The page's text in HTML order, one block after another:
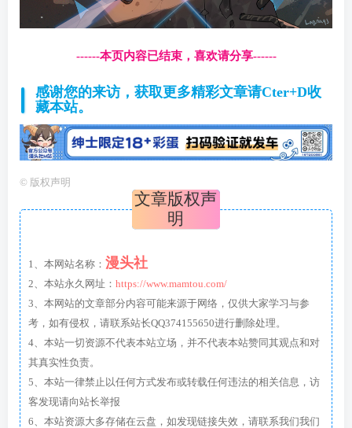
------本页内容已结束，喜欢请分享------
感谢您的来访，获取更多精彩文章请Cter+D收
藏本站。
© 版权声明
文章版权声
明
1、本网站名称： 漫头社
2、本站永久网址： https://www.mamtou.com/
3、本网站的文章部分内容可能来源于网络，仅供大家学习与参
考，如有侵权，请联系站长QQ374155650进行删除处理。
4、本站一切资源不代表本站立场，并不代表本站赞同其观点和对
其真实性负责。
5、本站一律禁止以任何方式发布或转载任何违法的相关信息，访
客发现请向站长举报
6、本站资源大多存储在云盘，如发现链接失效，请联系我们我们